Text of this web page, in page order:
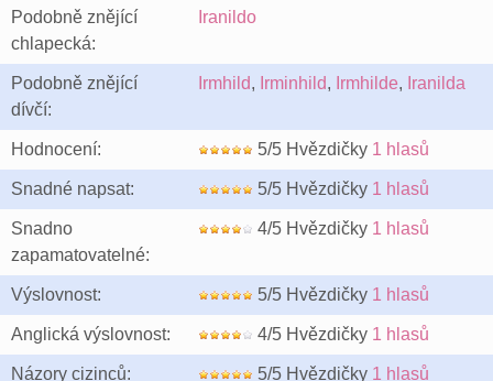
Podobně znějící
chlapecká:
Iranildo
Podobně znějící
dívčí:
Irmhild, Irminhild, Irmhilde, Iranilda
Hodnocení: 5/5 Hvězdičky 1 hlasů
Snadné napsat: 5/5 Hvězdičky 1 hlasů
Snadno
zapamatovatelné:
4/5 Hvězdičky 1 hlasů
Výslovnost: 5/5 Hvězdičky 1 hlasů
Anglická výslovnost: 4/5 Hvězdičky 1 hlasů
Názory cizinců: 5/5 Hvězdičky 1 hlasů